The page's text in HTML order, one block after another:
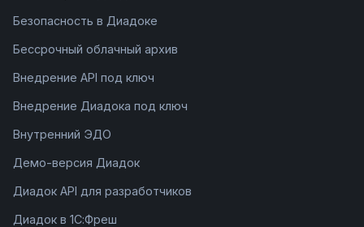
Безопасность в Диадоке
Бессрочный облачный архив
Внедрение API под ключ
Внедрение Диадока под ключ
Внутренний ЭДО
Демо-версия Диадок
Диадок API для разработчиков
Диадок в 1С:Фреш